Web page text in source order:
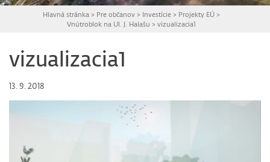
Hlavná stránka > Pre občanov > Investície > Projekty EÚ >
Vnútroblok na Ul. J. Halašu >vizualizacia1
vizualizacia1
13. 9. 2018